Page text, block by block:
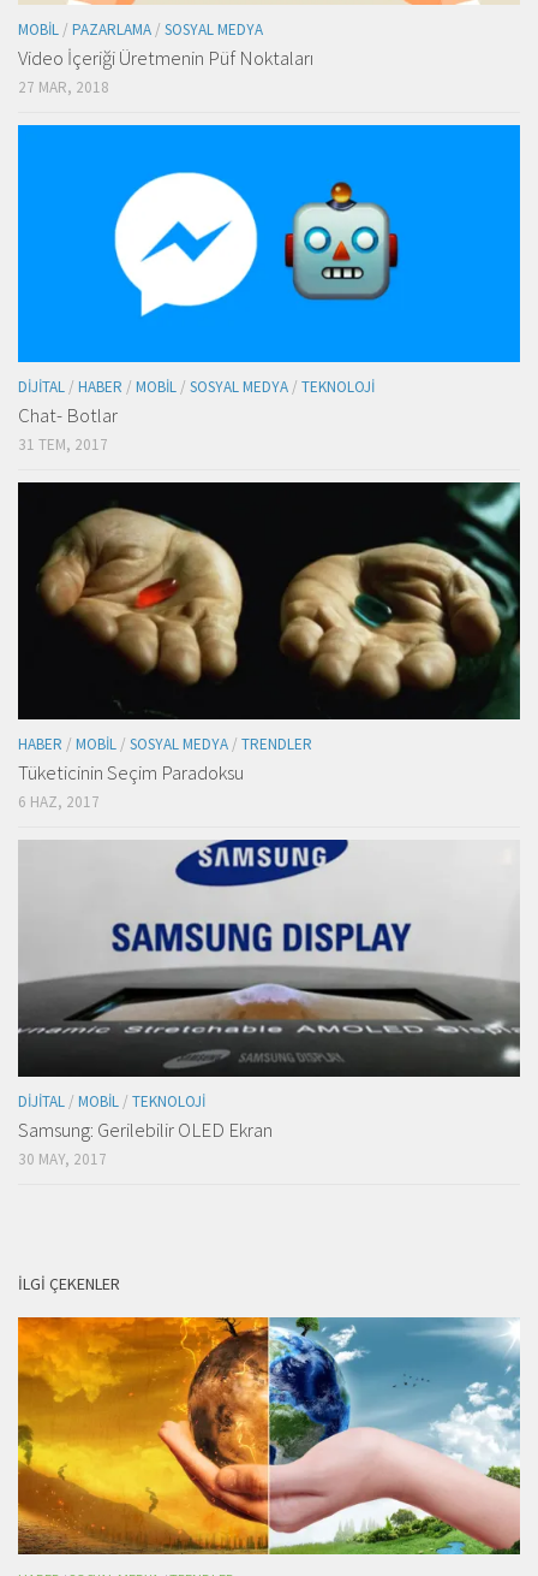
MOBIL / PAZARLAMA / SOSYAL MEDYA
Video İçeriği Üretmenin Püf Noktaları
27 MAR, 2018
DIJITAL / HABER / MOBIL / SOSYAL MEDYA / TEKNOLOJI
Chat- Botlar
31 TEM, 2017
HABER / MOBIL / SOSYAL MEDYA / TRENDLER
Tüketicinin Seçim Paradoksu
6 HAZ, 2017
DIJITAL / MOBIL / TEKNOLOJI
Samsung: Gerilebilir OLED Ekran
30 MAY, 2017
İLGI ÇEKENLER